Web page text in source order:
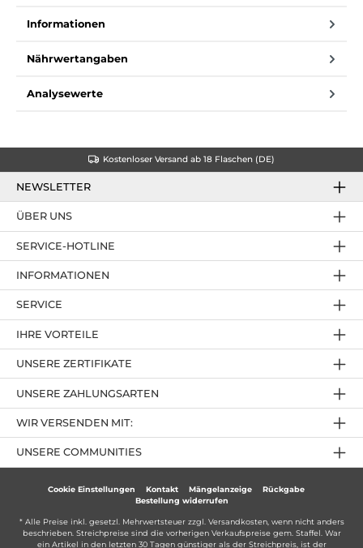
Informationen
Nährwertangaben
Analysewerte
Kostenloser Versand ab 18 Flaschen (DE)
NEWSLETTER
SERVICE-HOTLINE
IHRE VORTEILE
UNSERE ZAHLUNGSARTEN
ÜBER UNS
UNSERE ZERTIFIKATE
INFORMATIONEN
SERVICE
UNSERE COMMUNITIES
WIR VERSENDEN MIT:
Cookie Einstellungen Kontakt Mängelanzeige
Rückgabe
Bestellung widerrufen
* Alle Preise inkl. gesetzl. Mehrwertsteuer zzgl. Versandkosten, wenn nicht anders
beschrieben. Streichpreise sind die vorherigen Verkaufspreise gem. Staffel. War
ein Artikel in den letzten 30 Tagen günstiger als der Streichpreis, ist der